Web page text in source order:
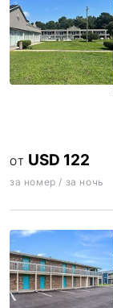
ОТ USD 122
за номер / за ночь